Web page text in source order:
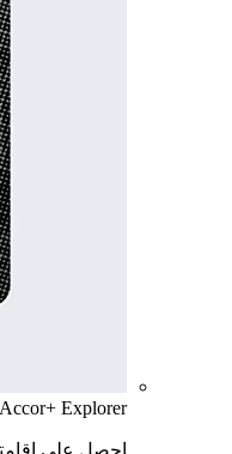
Explorer
احصل على